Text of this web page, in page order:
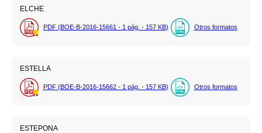
ELCHE
PDF (BOE-B-2016-15661 - 1 pág. - 157 KB) Otros formatos
ESTELLA
PDF (BOE-B-2016-15662 - 1 pág. - 157 KB) Otros formatos
ESTEPONA